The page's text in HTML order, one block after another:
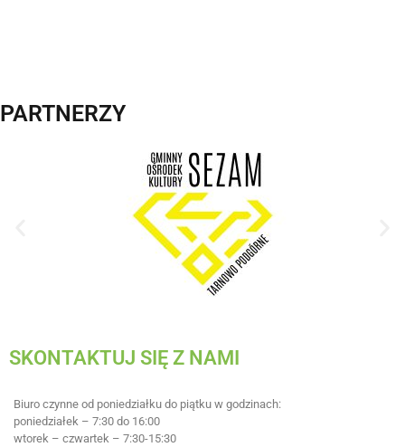
PARTNERZY
SKONTAKTUJ SIĘ Z NAMI
Biuro czynne od poniedziałku do piątku w godzinach:
poniedziałek – 7:30 do 16:00
wtorek – czwartek – 7:30-15:30